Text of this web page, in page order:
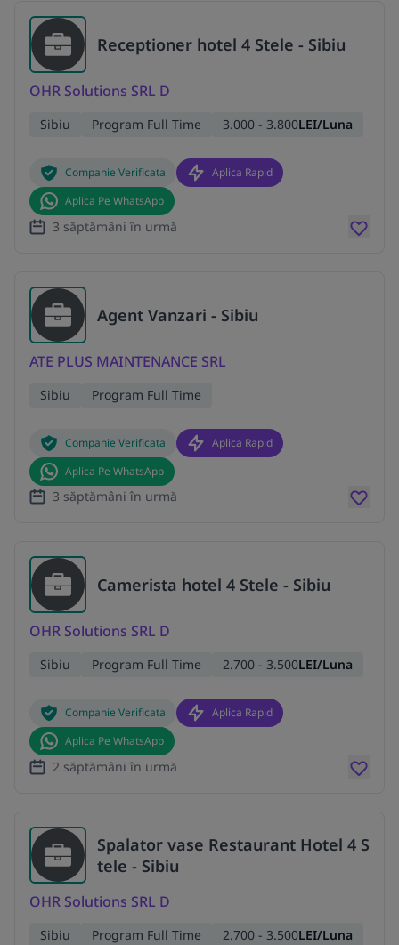
Receptioner hotel 4 Stele - Sibiu
OHR Solutions SRL D
Sibiu Program Full Time 3.000 - 3.800LEI/Luna
Companie Verificata
Aplica Rapid
Aplica Pe WhatsApp
3 săptămâni în urmă
Agent Vanzari - Sibiu
ATE PLUS MAINTENANCE SRL
Sibiu Program Full Time
Companie Verificata
Aplica Rapid
Aplica Pe WhatsApp
3 săptămâni în urmă
Camerista hotel 4 Stele - Sibiu
OHR Solutions SRL D
Sibiu Program Full Time 2.700 - 3.500LEI/Luna
Companie Verificata
Aplica Rapid
Aplica Pe WhatsApp
2 săptămâni în urmă
Spalator vase Restaurant Hotel 4 S
tele - Sibiu
OHR Solutions SRL D
Sibiu Program Full Time 2.700 - 3.500LEI/Luna